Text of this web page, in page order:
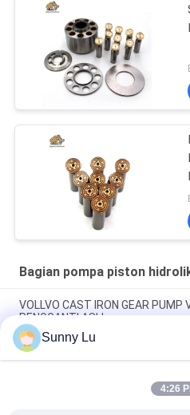
Bagian pompa piston
VOLLVO CAST IRON GEAR
PENGGANTI ASLI
VOLLVO CAST IRON GEAR PUMP
PENGGANTI ASLI
VOLLVO CAST IRON GEAR PUMP
Sunny Lu
4:26